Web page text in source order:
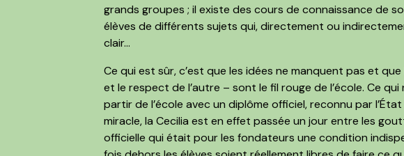
grands groupes ; il existe des cours de connaissance de
élèves de différents sujets qui, directement ou
clair...
Ce qui est sûr, c’est que les idées ne manquent pas et
et le respect de l’autre – sont le fil rouge de l’école. Ce qui
partir de l’école avec un diplôme officiel, reconnu par
miracle, la Cecilia est en effet passée un jour entre les
officielle qui était pour les fondateurs une condition